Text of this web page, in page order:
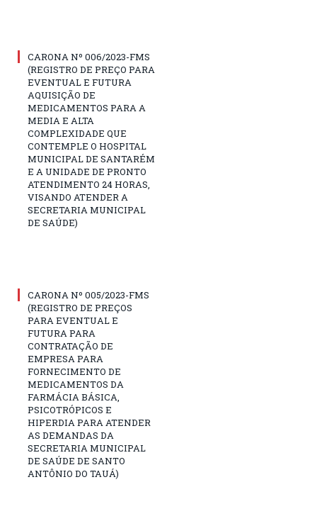
CARONA Nº 006/2023-FMS
(REGISTRO DE PREÇO PARA
EVENTUAL E FUTURA
AQUISIÇÃO DE
MEDICAMENTOS PARA A
MEDIA E ALTA
COMPLEXIDADE QUE
CONTEMPLE O HOSPITAL
MUNICIPAL DE SANTARÉM
E A UNIDADE DE PRONTO
ATENDIMENTO 24 HORAS,
VISANDO ATENDER A
SECRETARIA MUNICIPAL
DE SAÚDE)
CARONA Nº 005/2023-FMS
(REGISTRO DE PREÇOS
PARA EVENTUAL E
FUTURA PARA
CONTRATAÇÃO DE
EMPRESA PARA
FORNECIMENTO DE
MEDICAMENTOS DA
FARMÁCIA BÁSICA,
PSICOTRÓPICOS E
HIPERDIA PARA ATENDER
AS DEMANDAS DA
SECRETARIA MUNICIPAL
DE SAÚDE DE SANTO
ANTÔNIO DO TAUÁ)